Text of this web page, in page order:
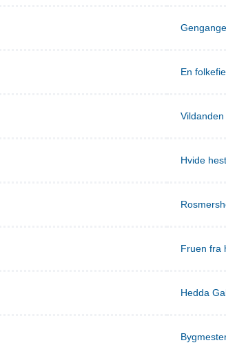
En
Vildanden
Hvide
Fruen fra
Hedda